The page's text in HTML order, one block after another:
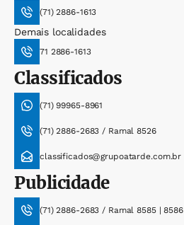
(71) 2886-1613
Demais localidades
71 2886-1613
Classificados
(71) 99965-8961
(71) 2886-2683 / Ramal 8526
classificados@grupoatarde.com.br
Publicidade
(71) 2886-2683 / Ramal 8585 | 8586